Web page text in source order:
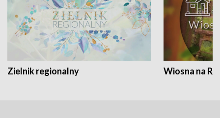
Zielnik regionalny Wiosna na